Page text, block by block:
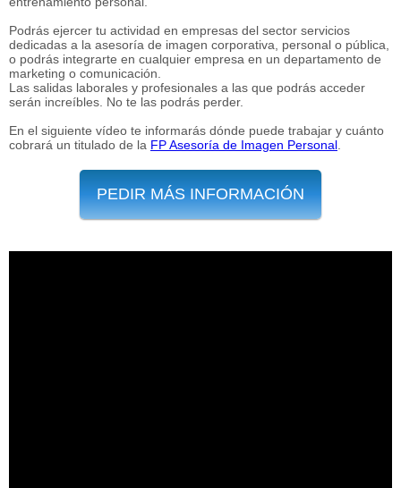
Podrás ejercer tu actividad en empresas del sector servicios
dedicadas a la asesoría de imagen corporativa, personal o pública,
o podrás integrarte en cualquier empresa en un departamento de
marketing o comunicación.
Las salidas laborales y profesionales a las que podrás acceder
serán increíbles. No te las podrás perder.
En el siguiente vídeo te informarás dónde puede trabajar y cuánto
cobrará un titulado de la FP Asesoría de Imagen Personal
PEDIR MÁS INFORMACIÓN